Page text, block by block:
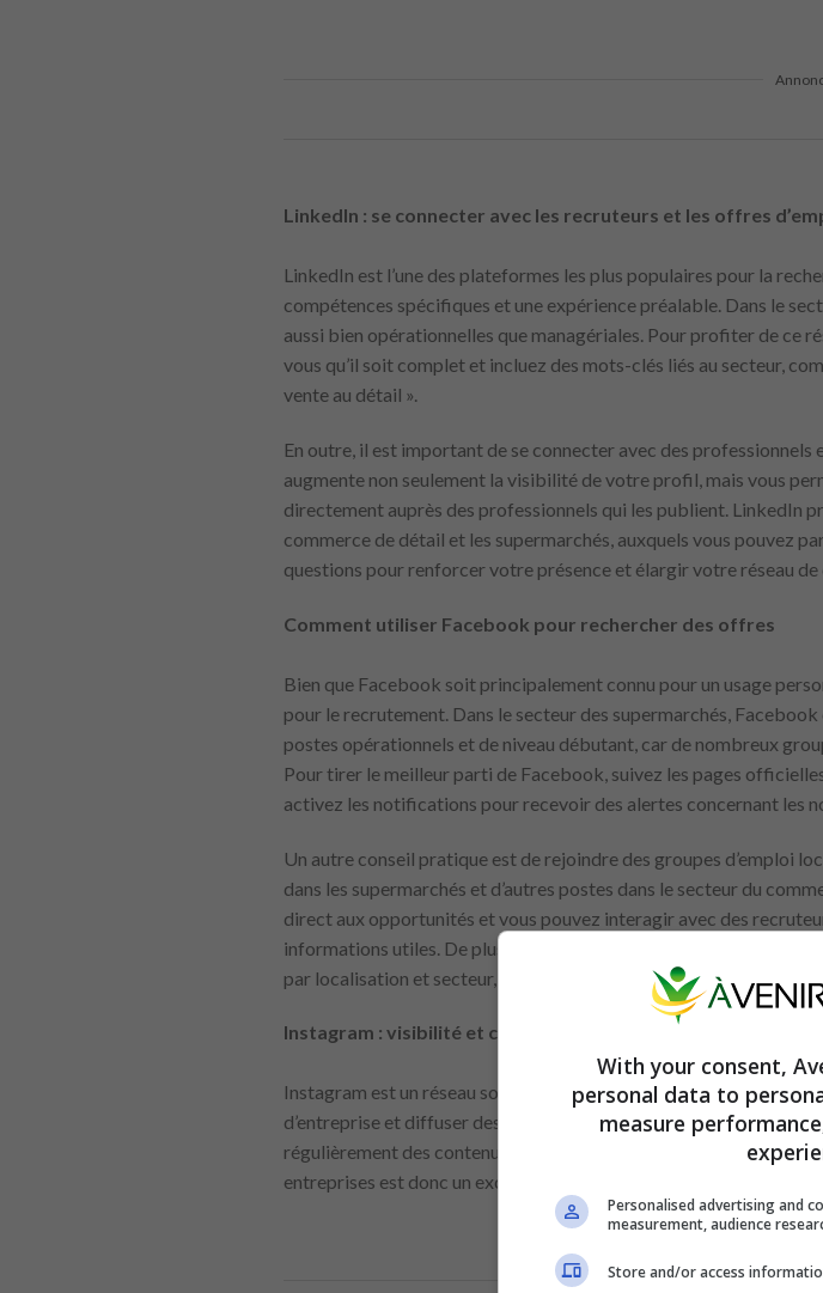
LinkedIn : se connecter avec les recruteurs et les offres
LinkedIn est l’une des plateformes les plus populaires pour la
compétences spécifiques et une expérience préalable. Dans le
aussi bien opérationnelles que managériales. Pour profiter de ce
vous qu’il soit complet et incluez des mots-clés liés au secteur,
vente au détail ».
En outre, il est important de se connecter avec des
augmente non seulement la visibilité de votre profil, mais vous
directement auprès des professionnels qui les publient. LinkedIn
commerce de détail et les supermarchés, auxquels vous pouvez
questions pour renforcer votre présence et élargir votre réseau
Comment utiliser Facebook pour rechercher des offres
Bien que Facebook soit principalement connu pour un usage
pour le recrutement. Dans le secteur des supermarchés,
postes opérationnels et de niveau débutant, car de nombreux
Pour tirer le meilleur parti de Facebook, suivez les pages
activez les notifications pour recevoir des alertes concernant les
Un autre conseil pratique est de rejoindre des groupes d’emploi
dans les supermarchés et d’autres postes dans le secteur du
direct aux opportunités et vous pouvez interagir avec des
informations utiles. De plus, Facebook Jobs propose un outil de
par localisation et secteur, augmentant ainsi vos chances de
Instagram : visibilité et culture d’entreprise
Instagram est un réseau social très visuel, mais il est aussi
d’entreprise et diffuser des offres d’emploi. Les supermarchés et
régulièrement des contenus sur leurs valeurs, leur
entreprises est donc un excellent moyen de se tenir informé et de
With your consent,
personal data to
measure
Personalised advertising and
measurement, audience
Store and/or access